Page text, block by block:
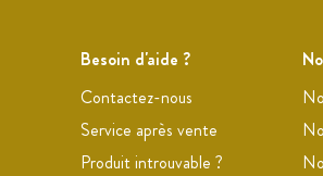
Besoin d'aide ?
Contactez-nous
Service après vente
Produit introuvable ?